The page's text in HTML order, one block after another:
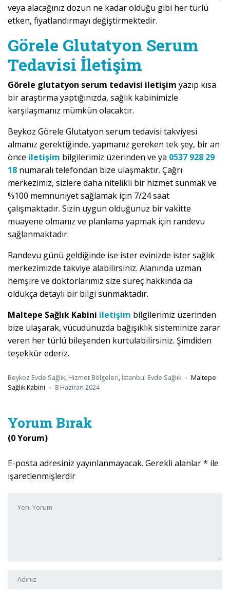
veya alacağınız dozun ne kadar olduğu gibi her türlü
etken, fiyatlandırmayı değiştirmektedir.
Görele Glutatyon Serum
Tedavisi İletişim
Görele glutatyon serum tedavisi iletişim yazıp kısa
bir araştırma yaptığınızda, sağlık kabinimizle
karşılaşmanız mümkün olacaktır.
Beykoz Görele Glutatyon serum tedavisi takviyesi
almanız gerektiğinde, yapmanız gereken tek şey, bir an
önce iletişim bilgilerimiz üzerinden ve ya 0537 928 29
18 numaralı telefondan bize ulaşmaktır. Çağrı
merkezimiz, sizlere daha nitelikli bir hizmet sunmak ve
%100 memnuniyet sağlamak için 7/24 saat
çalışmaktadır. Sizin uygun olduğunuz bir vakitte
muayene olmanız ve planlama yapmak için randevu
sağlanmaktadır.
Randevu günü geldiğinde ise ister evinizde ister sağlık
merkezimizde takviye alabilirsiniz. Alanında uzman
hemşire ve doktorlarımız size süreç hakkında da
oldukça detaylı bir bilgi sunmaktadır.
Maltepe Sağlık Kabini iletişim bilgilerimiz üzerinden
bize ulaşarak, vücudunuzda bağışıklık sisteminize zarar
veren her türlü bileşenden kurtulabilirsiniz. Şimdiden
teşekkür ederiz.
Beykoz Evde Sağlık, Hizmet Bölgeleri, İstanbul Evde Sağlık
Maltepe
Sağlık Kabini
8 Haziran 2024
Yorum Bırak
(0 Yorum)
E-posta adresiniz yayınlanmayacak. Gerekli alanlar* ile
işaretlenmişlerdir
Adı ve Soyadı